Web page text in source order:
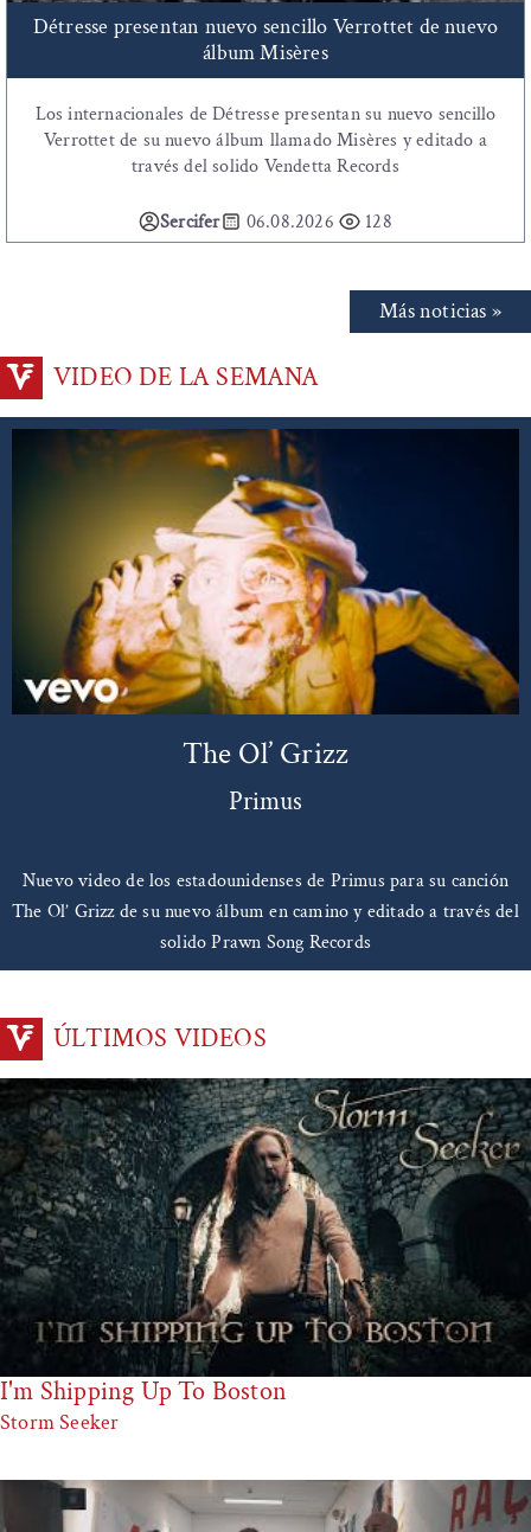
Détresse presentan nuevo sencillo Verrottet de nuevo
álbum Misères
Los internacionales de Détresse presentan su nuevo sencillo
Verrottet de su nuevo álbum llamado Misères y editado a
través del solido Vendetta Records
Sercifer 06.08.2026 128
Más noticias »
VIDEO DE LA SEMANA
The Ol’ Grizz
Primus
Nuevo video de los estadounidenses de Primus para su canción
The Ol’ Grizz de su nuevo álbum en camino y editado a través del
solido Prawn Song Records
ÚLTIMOS VIDEOS
I'm Shipping Up To Boston
Storm Seeker